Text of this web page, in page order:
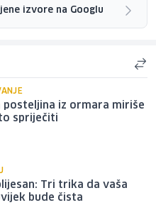
izvore na Googlu
posteljina iz ormara miriše
spriječiti
Tri trika da vaša
bude čista